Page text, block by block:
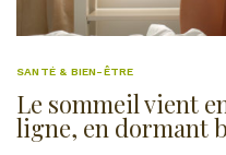
SANTÉ & BIEN-ÊTRE
Le sommeil vient
ligne, en dormant